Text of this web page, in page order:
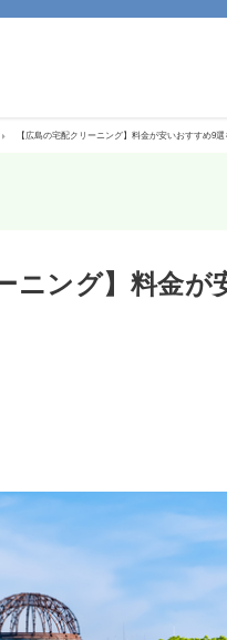
【広島の宅配クリーニング】料金が安いおすすめ9選
ニング】料金